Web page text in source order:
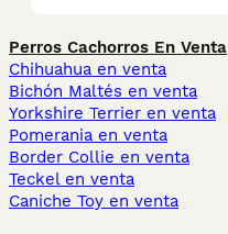
Perros Cachorros En Venta
Chihuahua en venta
Bichón Maltés en venta
Yorkshire Terrier en venta
Pomerania en venta
Border Collie en venta
Teckel en venta
Caniche Toy en venta